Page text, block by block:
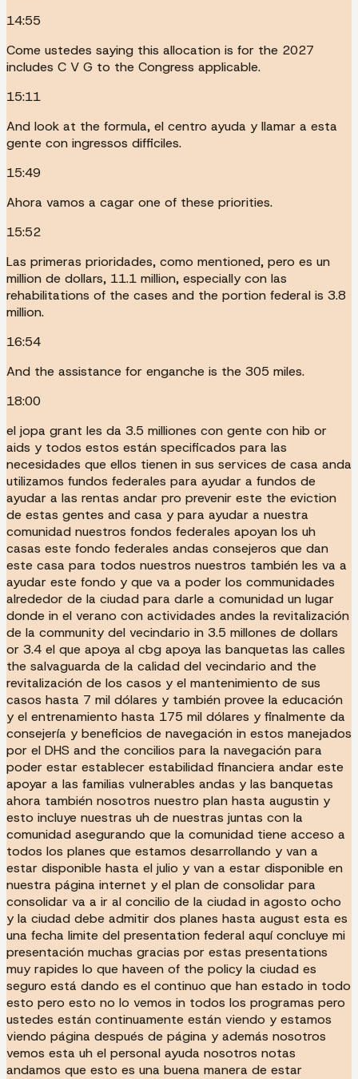
14:55
Come ustedes saying this allocation is for the 2027
includes C V G to the Congress applicable.
15:11
And look at the formula, el centro ayuda y llamar a esta
gente con ingressos difficiles.
15:49
Ahora vamos a cagar one of these priorities.
15:52
Las primeras prioridades, como mentioned, pero es un
million de dollars, 11.1 million, especially con las
rehabilitations of the cases and the portion federal is 3.8
million.
16:54
And the assistance for enganche is the 305 miles.
18:00
el jopa grant les da 3.5 milliones con gente con hib or
aids y todos estos están specificados para las
necesidades que ellos tienen in sus services de casa anda
utilizamos fundos federales para ayudar a fundos de
ayudar a las rentas andar pro prevenir este the eviction
de estas gentes and casa y para ayudar a nuestra
comunidad nuestros fondos federales apoyan los uh
casas este fondo federales andas consejeros que dan
este casa para todos nuestros nuestros también les va a
ayudar este fondo y que va a poder los communidades
alrededor de la ciudad para darle a comunidad un lugar
donde in el verano con actividades andes la revitalización
de la community del vecindario in 3.5 millones de dollars
or 3.4 el que apoya al cbg apoya las banquetas las calles
the salvaguarda de la calidad del vecindario and the
revitalización de los casos y el mantenimiento de sus
casos hasta 7 mil dólares y también provee la educación
y el entrenamiento hasta 175 mil dólares y finalmente da
consejería y beneficios de navegación in estos manejados
por el DHS and the concilios para la navegación para
poder estar establecer estabilidad financiera andar este
apoyar a las familias vulnerables andas y las banquetas
ahora también nosotros nuestro plan hasta augustin y
esto incluye nuestras uh de nuestras juntas con la
comunidad asegurando que la comunidad tiene acceso a
todos los planes que estamos desarrollando y van a
estar disponible hasta el julio y van a estar disponible en
nuestra página internet y el plan de consolidar para
consolidar va a ir al concilio de la ciudad in agosto ocho
y la ciudad debe admitir dos planes hasta august esta es
una fecha limite del presentation federal aquí concluye mi
presentación muchas gracias por estas presentations
muy rapides lo que haveen of the policy la ciudad es
seguro está dando es el continuo que han estado in todo
esto pero esto no lo vemos in todos los programas pero
ustedes están continuamente están viendo y estamos
viendo página después de página y además nosotros
vemos esta uh el personal ayuda nosotros notas
andamos que esto es una buena manera de estar